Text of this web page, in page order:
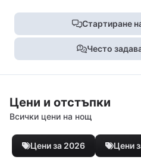
Стартиране
Често
Цени и отстъпки
Всички цени на нощ
Цени за 2026 Цени